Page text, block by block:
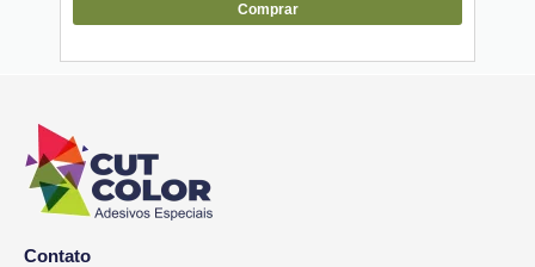
Comprar
Contato